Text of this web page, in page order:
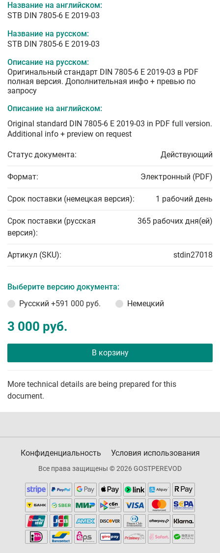
Название на английском:
STB DIN 7805-6 E 2019-03
Название на русском:
STB DIN 7805-6 E 2019-03
Описание на русском:
Оригинальный стандарт DIN 7805-6 E 2019-03 в PDF
полная версия. Дополнительная инфо + превью по
запросу
Описание на английском:
Original standard DIN 7805-6 E 2019-03 in PDF full version.
Additional info + preview on request
Статус документа: Действующий
Формат: Электронный (PDF)
Срок поставки (немецкая версия): 1 рабочий день
Срок поставки (русская
версия):
365 рабочих дня(ей)
Артикул (SKU): stdin27018
Выберите версию документа:
Русский +591 000 руб. Немецкий
3 000 руб.
В корзину
More technical details are being prepared for this
document.
Конфиденциальность Условия использования
Все права защищены © 2026 GOSTPEREVOD